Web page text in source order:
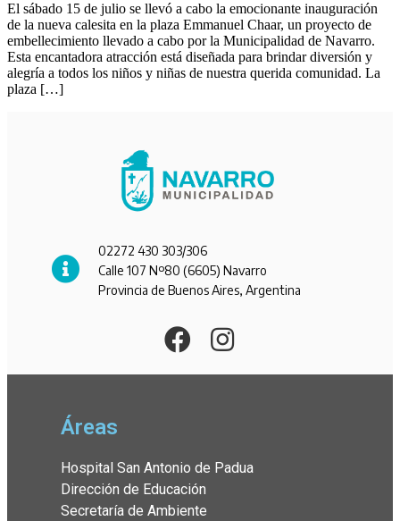
El sábado 15 de julio se llevó a cabo la emocionante inauguración
de la nueva calesita en la plaza Emmanuel Chaar, un proyecto de
embellecimiento llevado a cabo por la Municipalidad de Navarro.
Esta encantadora atracción está diseñada para brindar diversión y
alegría a todos los niños y niñas de nuestra querida comunidad. La
plaza […]
02272 430 303/306
Calle 107 Nº80 (6605) Navarro
Provincia de Buenos Aires, Argentina
Áreas
Hospital San Antonio de Padua
Dirección de Educación
Secretaría de Ambiente